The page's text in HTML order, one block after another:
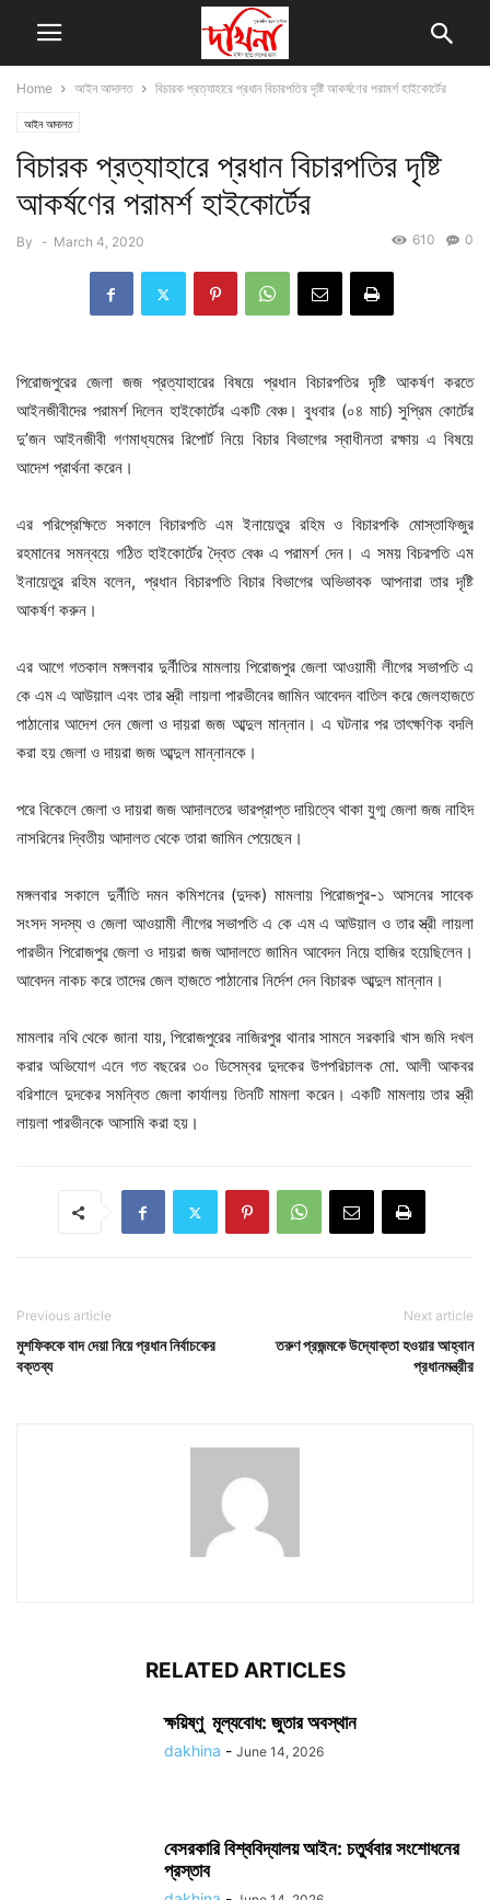
Home আইন আদালত বিচারক প্রত্যাহারে প্রধান বিচারপতির দৃষ্টি আকর্ষণের পরামর্শ হাইকোর্টের
আইন আদালত
বিচারক প্রত্যাহারে প্রধান বিচারপতির দৃষ্টি
আকর্ষণের পরামর্শ হাইকোর্টের
By - March 4, 2020 0
610
পিরোজপুরের জেলা জজ প্রত্যাহারের বিষয়ে প্রধান বিচারপতির দৃষ্টি আকর্ষণ করতে
আইনজীবীদের পরামর্শ দিলেন হাইকোর্টের একটি বেঞ্চ। বুধবার (০৪ মার্চ) সুপ্রিম কোর্টের
দু’জন আইনজীবী গণমাধ্যমের রিপোর্ট নিয়ে বিচার বিভাগের স্বাধীনতা রক্ষায় এ বিষয়ে
আদেশ প্রার্থনা করেন।
এর পরিপ্রেক্ষিতে সকালে বিচারপতি এম ইনায়েতুর রহিম ও বিচারপকি মোস্তাফিজুর
রহমানের সমন্বয়ে গঠিত হাইকোর্টের দ্বৈত বেঞ্চ এ পরামর্শ দেন। এ সময় বিচরপতি এম
ইনায়েতুর রহিম বলেন, প্রধান বিচারপতি বিচার বিভাগের অভিভাবক আপনারা তার দৃষ্টি
আকর্ষণ করুন।
এর আগে গতকাল মঙ্গলবার দুর্নীতির মামলায় পিরোজপুর জেলা আওয়ামী লীগের সভাপতি এ
কে এম এ আউয়াল এবং তার স্ত্রী লায়লা পারভীনের জামিন আবেদন বাতিল করে জেলহাজতে
পাঠানোর আদেশ দেন জেলা ও দায়রা জজ আব্দুল মান্নান। এ ঘটনার পর তাৎক্ষণিক বদলি
করা হয় জেলা ও দায়রা জজ আব্দুল মান্নানকে।
পরে বিকেলে জেলা ও দায়রা জজ আদালতের ভারপ্রাপ্ত দায়িত্বে থাকা যুগ্ম জেলা জজ নাহিদ
নাসরিনের দ্বিতীয় আদালত থেকে তারা জামিন পেয়েছেন।
মঙ্গলবার সকালে দুর্নীতি দমন কমিশনের (দুদক) মামলায় পিরোজপুর-১ আসনের সাবেক
সংসদ সদস্য ও জেলা আওয়ামী লীগের সভাপতি এ কে এম এ আউয়াল ও তার স্ত্রী লায়লা
পারভীন পিরোজপুর জেলা ও দায়রা জজ আদালতে জামিন আবেদন নিয়ে হাজির হয়েছিলেন।
আবেদন নাকচ করে তাদের জেল হাজতে পাঠানোর নির্দেশ দেন বিচারক আব্দুল মান্নান।
মামলার নথি থেকে জানা যায়, পিরোজপুরের নাজিরপুর থানার সামনে সরকারি খাস জমি দখল
করার অভিযোগ এনে গত বছরের ৩০ ডিসেম্বর দুদকের উপপরিচালক মো. আলী আকবর
বরিশালে দুদকের সমন্বিত জেলা কার্যালয় তিনটি মামলা করেন। একটি মামলায় তার স্ত্রী
লায়লা পারভীনকে আসামি করা হয়।
Previous article
মুশফিককে বাদ দেয়া নিয়ে প্রধান নির্বাচকের
বক্তব্য
Next article
তরুণ প্রজন্মকে উদ্যোক্তা হওয়ার আহ্বান
প্রধানমন্ত্রীর
RELATED ARTICLES
ক্ষয়িষ্ণু মূল্যবোধ: জুতার অবস্থান
dakhina - June 14, 2026
বেসরকারি বিশ্ববিদ্যালয় আইন: চতুর্থবার সংশোধনের
প্রস্তাব